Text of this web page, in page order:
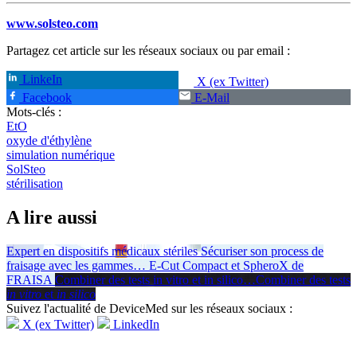
www.solsteo.com
Partagez cet article sur les réseaux sociaux ou par email :
LinkeIn
X (ex Twitter)
Facebook
E-Mail
Mots-clés :
EtO
oxyde d'éthylène
simulation numérique
SolSteo
stérilisation
A lire aussi
Expert en dispositifs médicaux stériles Sécuriser son process de
fraisage avec les gammes… E-Cut Compact et SpheroX de
FRAISA Combiner des tests in vitro et in silico…Combiner des tests
in vitro et in silico
Suivez l'actualité de DeviceMed sur les réseaux sociaux :
X (ex Twitter)
LinkedIn